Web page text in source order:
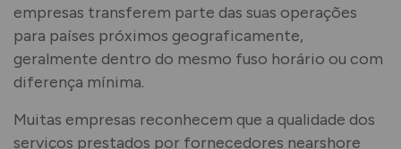
empresas transferem parte das suas operações
para países próximos geograficamente,
geralmente dentro do mesmo fuso horário ou com
diferença mínima.
Muitas empresas reconhecem que a qualidade dos
serviços prestados por fornecedores nearshore